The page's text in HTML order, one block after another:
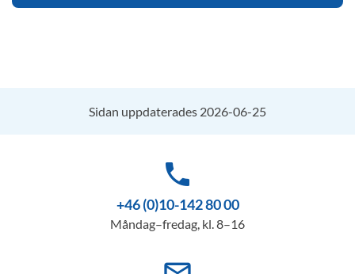
Sidan uppdaterades 2026-06-25
phone
+46 (0)10-142 80 00
Måndag–fredag, kl. 8–16